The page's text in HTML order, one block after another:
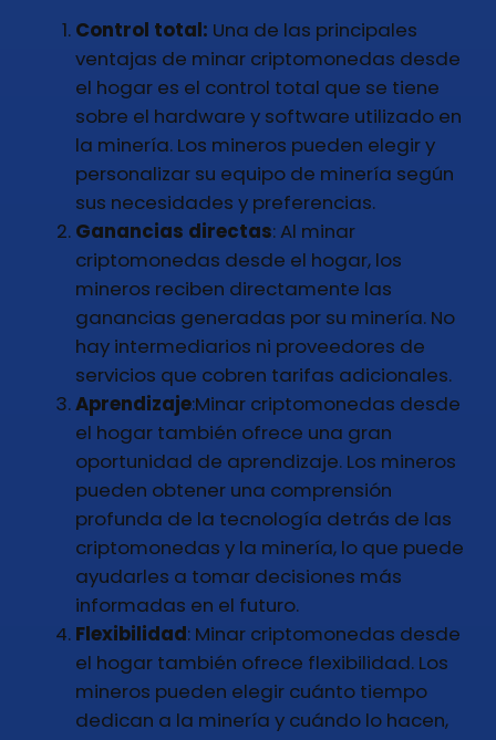
Control total: Una de las principales
ventajas de minar criptomonedas desde
el hogar es el control total que se tiene
sobre el hardware y software utilizado en
la minería. Los mineros pueden elegir y
personalizar su equipo de minería según
sus necesidades y preferencias.
Ganancias directas: Al minar
criptomonedas desde el hogar, los
mineros reciben directamente las
ganancias generadas por su minería. No
hay intermediarios ni proveedores de
servicios que cobren tarifas adicionales.
Aprendizaje:Minar criptomonedas desde
el hogar también ofrece una gran
oportunidad de aprendizaje. Los mineros
pueden obtener una comprensión
profunda de la tecnología detrás de las
criptomonedas y la minería, lo que puede
ayudarles a tomar decisiones más
informadas en el futuro.
Flexibilidad: Minar criptomonedas desde
el hogar también ofrece flexibilidad. Los
mineros pueden elegir cuánto tiempo
dedican a la minería y cuándo lo hacen,